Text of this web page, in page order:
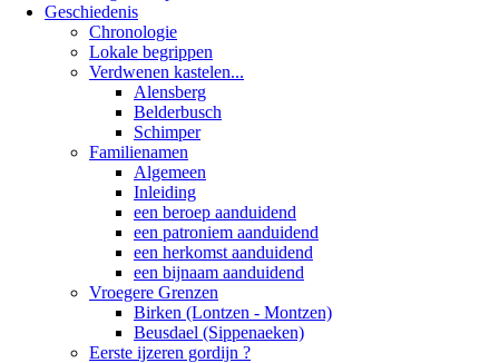
Geschiedenis
Chronologie
Lokale begrippen
Verdwenen kastelen...
Alensberg
Belderbusch
Schimper
Familienamen
Algemeen
Inleiding
een beroep aanduidend
een patroniem aanduidend
een herkomst aanduidend
een bijnaam aanduidend
Vroegere Grenzen
Birken (Lontzen - Montzen)
Beusdael (Sippenaeken)
Eerste ijzeren gordijn ?